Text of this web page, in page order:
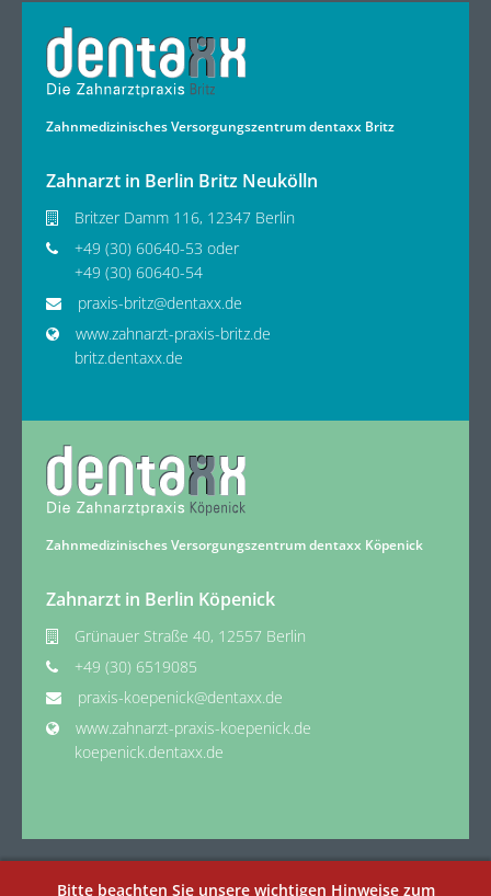
Bitte beachten Sie unsere wichtigen Hinweise zum
Zahnmedizinisches Versorgungszentrum dentaxx Britz
Zahnarzt in Berlin Britz Neukölln
Britzer Damm 116, 12347 Berlin
+49 (30) 60640-53 oder
+49 (30) 60640-54
praxis-britz@dentaxx.de
www.zahnarzt-praxis-britz.de
britz.dentaxx.de
Zahnmedizinisches Versorgungszentrum dentaxx Köpenick
Zahnarzt in Berlin Köpenick
Grünauer Straße 40, 12557 Berlin
+49 (30) 6519085
praxis-koepenick@dentaxx.de
www.zahnarzt-praxis-koepenick.de
koepenick.dentaxx.de